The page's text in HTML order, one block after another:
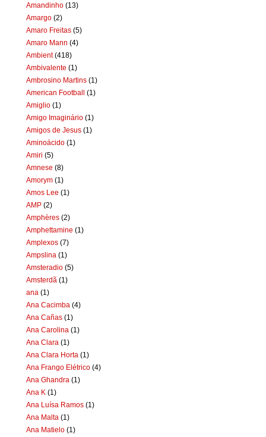
Amandinho (13)
Amargo (2)
Amaro Freitas (5)
Amaro Mann (4)
Ambient (418)
Ambivalente (1)
Ambrosino Martins (1)
American Football (1)
Amiglio (1)
Amigo Imaginário (1)
Amigos de Jesus (1)
Aminoácido (1)
Amiri (5)
Amnese (8)
Amorym (1)
Amos Lee (1)
AMP (2)
Amphères (2)
Amphettamine (1)
Amplexos (7)
Ampslina (1)
Amsteradio (5)
Amsterdã (1)
ana (1)
Ana Cacimba (4)
Ana Cañas (1)
Ana Carolina (1)
Ana Clara (1)
Ana Clara Horta (1)
Ana Frango Elétrico (4)
Ana Ghandra (1)
Ana K (1)
Ana Luísa Ramos (1)
Ana Malta (1)
Ana Matielo (1)